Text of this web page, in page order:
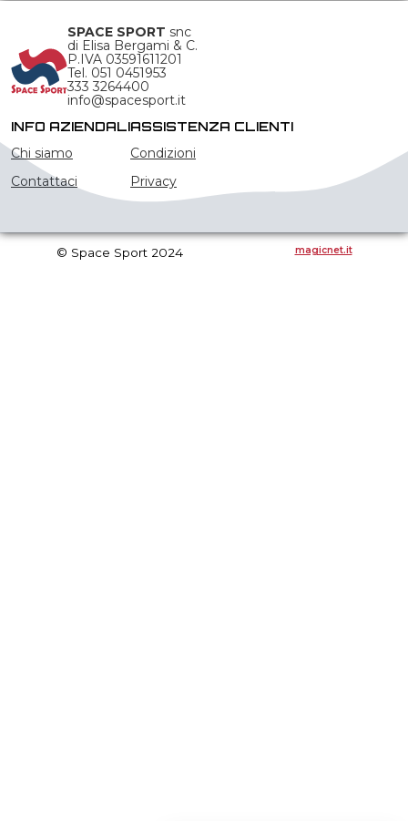
SPACE SPORT snc
di Elisa Bergami & C.
P.IVA 03591611201
Tel. 051 0451953
333 3264400
info@spacesport.it
INFO AZIENDALI
Chi siamo
Contattaci
ASSISTENZA CLIENTI
Condizioni
Privacy
© Space Sport 2024 magicnet.it